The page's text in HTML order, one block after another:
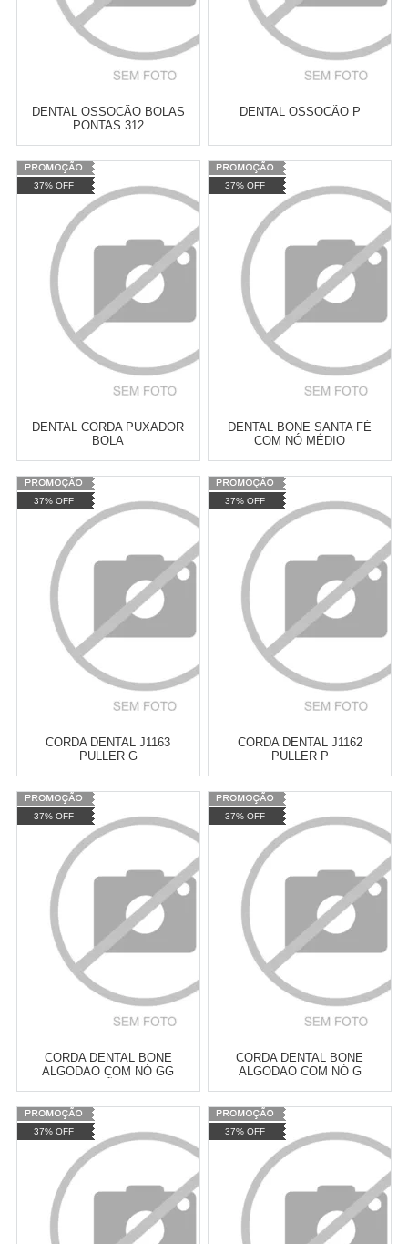
DENTAL OSSOCÃO BOLAS
PONTAS 312
Varejo:
Atacado: R$ 2.550,90 (Apenas
Revendedor)
10 x
BRINQUEDOS DE CORDA
COMPRAR
DENTAL OSSOCÃO P
Varejo:
Atacado: R$ 2.550,90 (Apenas
Revendedor)
10
BRINQUEDOS DE CORDA
COMPRAR
37% OFF
DENTAL CORDA PUXADOR
BOLA
Varejo:
Atacado: R$ 2.550,90 (Apenas
Revendedor)
10 x
BRINQUEDOS DE CORDA
COMPRAR
37% OFF
DENTAL BONE SANTA FÉ
COM NÓ MÉDIO
Varejo:
Atacado: R$ 2.550,90 (Apenas
Revendedor)
10
BRINQUEDOS DE CORDA
COMPRAR
37% OFF
CORDA DENTAL J1163
PULLER G
Varejo:
Atacado: R$ 2.550,90 (Apenas
Revendedor)
10 x
BRINQUEDOS DE CORDA
COMPRAR
37% OFF
CORDA DENTAL J1162
PULLER P
Varejo:
Atacado: R$ 2.550,90 (Apenas
Revendedor)
10
BRINQUEDOS DE CORDA
COMPRAR
37% OFF
CORDA DENTAL BONE
ALGODAO COM NÓ GG
Varejo:
Atacado: R$ 2.550,90 (Apenas
Revendedor)
10 x
BRINQUEDOS DE CORDA
COMPRAR
37% OFF
CORDA DENTAL BONE
ALGODAO COM NÓ G
Varejo:
Atacado: R$ 2.550,90 (Apenas
Revendedor)
10
BRINQUEDOS DE CORDA
COMPRAR
37% OFF 37% OFF